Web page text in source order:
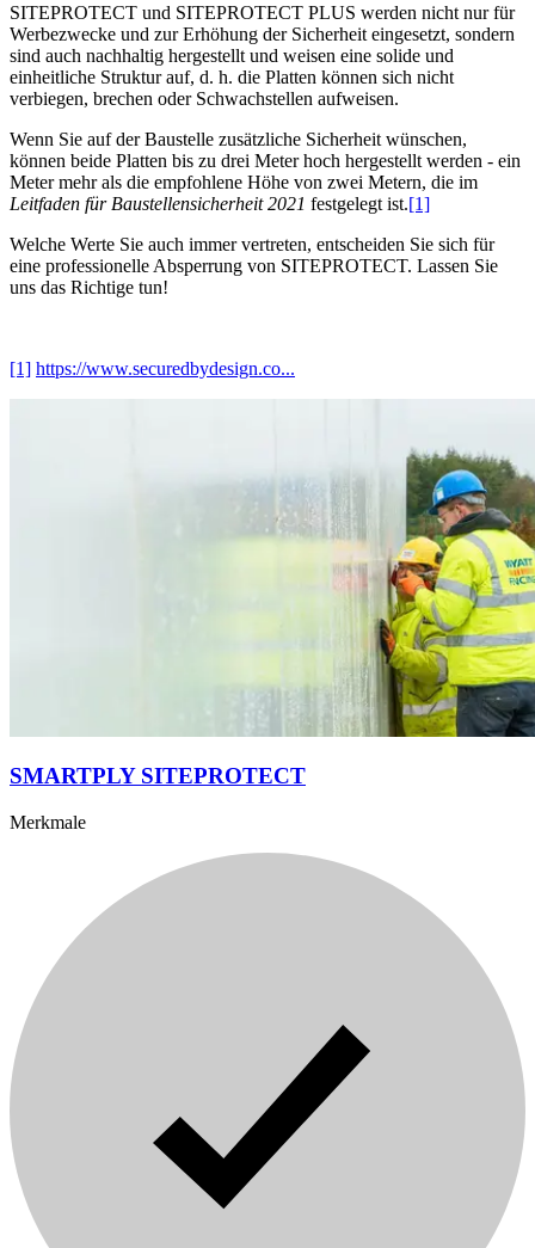
SITEPROTECT und SITEPROTECT PLUS werden nicht nur für
Werbezwecke und zur Erhöhung der Sicherheit eingesetzt, sondern
sind auch nachhaltig hergestellt und weisen eine solide und
einheitliche Struktur auf, d. h. die Platten können sich nicht
verbiegen, brechen oder Schwachstellen aufweisen.
Wenn Sie auf der Baustelle zusätzliche Sicherheit wünschen,
können beide Platten bis zu drei Meter hoch hergestellt werden - ein
Meter mehr als die empfohlene Höhe von zwei Metern, die im
Leitfaden für Baustellensicherheit 2021 festgelegt ist.[1]
Welche Werte Sie auch immer vertreten, entscheiden Sie sich für
eine professionelle Absperrung von SITEPROTECT. Lassen Sie
uns das Richtige tun!
[1] https://www.securedbydesign.co...
SMARTPLY SITEPROTECT
Merkmale